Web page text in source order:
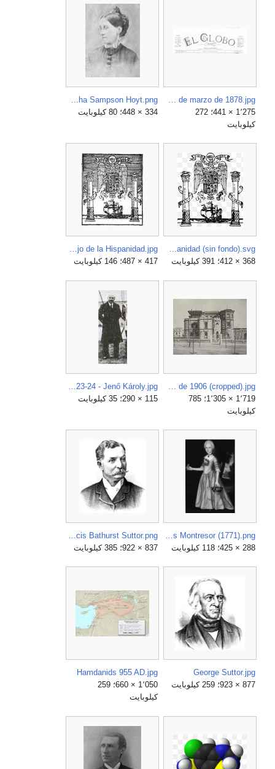
1٬275 × 441؛ 272
كيلوبايت
334 × 448؛ 80 كيلوبايت
Emblema del Consejo de la Hispanidad (sin fondo).svg
368 × 412؛ 391 كيلوبايت
Emblema del Consejo de la Hispanidad.jpg
417 × 487؛ 146 كيلوبايت
1٬719 × 1٬305؛ 785
كيلوبايت
115 × 290؛ 35 كيلوبايت
Frances Montresor (1771).png
288 × 425؛ 118 كيلوبايت
Francis Bathurst Suttor.png
837 × 922؛ 385 كيلوبايت
George Suttor.jpg
877 × 923؛ 259 كيلوبايت
Hamdanids 955 AD.jpg
1٬050 × 660؛ 259
كيلوبايت